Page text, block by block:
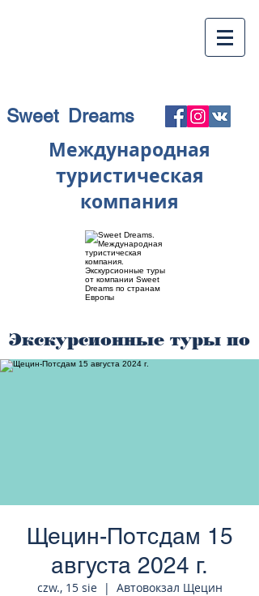
Sweet Dreams
Международная
туристическая
компания
Экскурсионные туры по
странам Европы
Щецин-Потсдам 15
августа 2024 г.
czw., 15 sie
  |
Автовокзал Щецин